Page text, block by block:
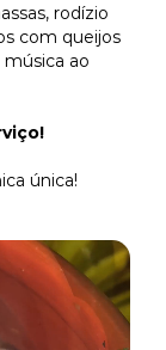
rodízio
com queijos
ao
única!